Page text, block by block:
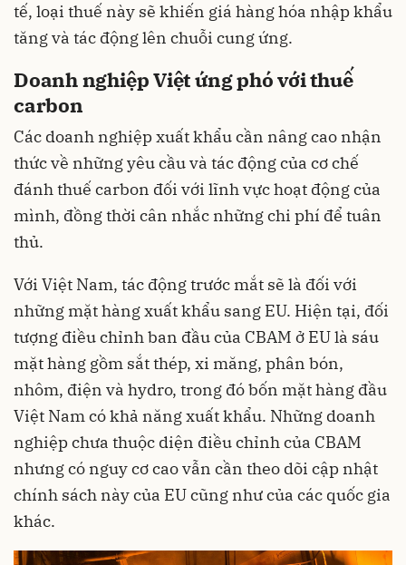
tế, loại thuế này sẽ khiến giá hàng hóa nhập khẩu
tăng và tác động lên chuỗi cung ứng.
Doanh nghiệp Việt ứng phó với thuế
carbon
Các doanh nghiệp xuất khẩu cần nâng cao nhận
thức về những yêu cầu và tác động của cơ chế
đánh thuế carbon đối với lĩnh vực hoạt động của
mình, đồng thời cân nhắc những chi phí để tuân
thủ.
Với Việt Nam, tác động trước mắt sẽ là đối với
những mặt hàng xuất khẩu sang EU. Hiện tại, đối
tượng điều chỉnh ban đầu của CBAM ở EU là sáu
mặt hàng gồm sắt thép, xi măng, phân bón,
nhôm, điện và hydro, trong đó bốn mặt hàng đầu
Việt Nam có khả năng xuất khẩu. Những doanh
nghiệp chưa thuộc diện điều chỉnh của CBAM
nhưng có nguy cơ cao vẫn cần theo dõi cập nhật
chính sách này của EU cũng như của các quốc gia
khác.